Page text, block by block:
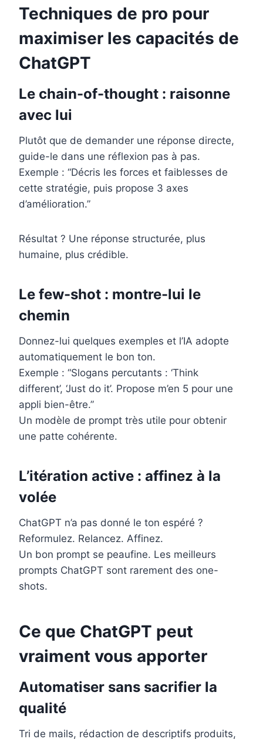
Techniques de pro pour
maximiser les capacités de
ChatGPT
Le chain-of-thought : raisonne
avec lui
Plutôt que de demander une réponse directe,
guide-le dans une réflexion pas à pas.
Exemple : “Décris les forces et faiblesses de
cette stratégie, puis propose 3 axes
d’amélioration.”
Résultat ? Une réponse structurée, plus
humaine, plus crédible.
Le few-shot : montre-lui le
chemin
Donnez-lui quelques exemples et l’IA adopte
automatiquement le bon ton.
Exemple : “Slogans percutants : ‘Think
different’, ‘Just do it’. Propose m’en 5 pour une
appli bien-être.”
Un modèle de prompt très utile pour obtenir
une patte cohérente.
L’itération active : affinez à la
volée
ChatGPT n’a pas donné le ton espéré ?
Reformulez. Relancez. Affinez.
Un bon prompt se peaufine. Les meilleurs
prompts ChatGPT sont rarement des one-
shots.
Ce que ChatGPT peut
vraiment vous apporter
Automatiser sans sacrifier la
qualité
Tri de mails, rédaction de descriptifs produits,